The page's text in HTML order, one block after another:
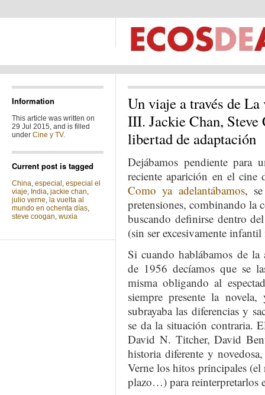
Information
This article was written on
29 Jul 2015, and is filled
under Cine y TV.
Current post is tagged
China, especial , especial el
viaje, India, jackie chan,
julio verne, la vuelta al
mundo en ochenta días,
steve coogan, wuxia
Un viaje a través de
III. Jackie Chan, Steve
libertad de adaptación
Dejábamos pendiente para
reciente aparición en el cine
Como ya adelantábamos,
pretensiones, combinando la
buscando definirse dentro
(sin ser excesivamente
Si cuando hablábamos de la
de 1956 decíamos que se
misma obligando al
siempre presente la
subrayaba las diferencias y
se da la situación contraria.
David N. Titcher, David
historia diferente y
Verne los hitos principales
plazo…) para reinterpretarlos